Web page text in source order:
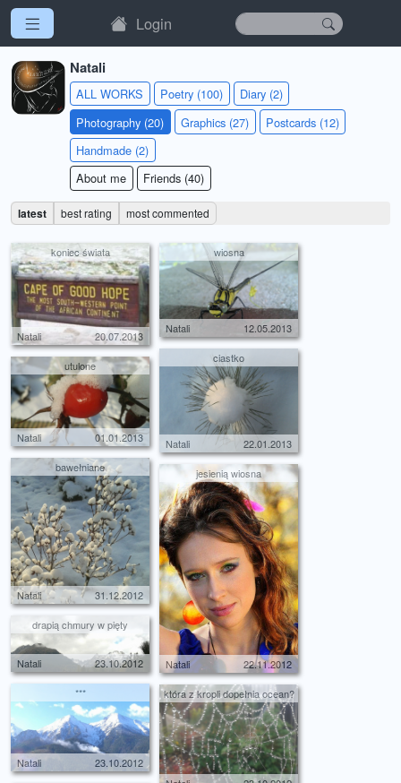
Login
Natali
ALL WORKS Poetry (100)
Diary (2)
Photography (20)
Graphics (27)
Postcards (12)
Handmade (2)
About me
Friends (40)
latest best rating most commented
koniec świata
Natali 20.07.2013
wiosna
Natali 12.05.2013
ciastko
Natali 22.01.2013
utulone
Natali 01.01.2013
bawełniane
Natali 31.12.2012
jesienią wiosna
Natali 22.11.2012
drapią chmury w pięty
Natali 23.10.2012
***
Natali 23.10.2012
która z kropli dopełnia ocean?